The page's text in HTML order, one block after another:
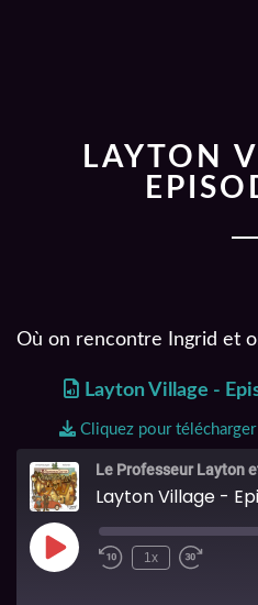
LAYTON
Où on rencontre Ingrid et
Layton Village -
Cliquez pour
Le Professeur Layton
Layton Village -
1x